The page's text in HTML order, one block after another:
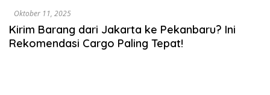
Oktober 11, 2025
Kirim Barang dari Jakarta ke Pekanbaru? Ini
Rekomendasi Cargo Paling Tepat!